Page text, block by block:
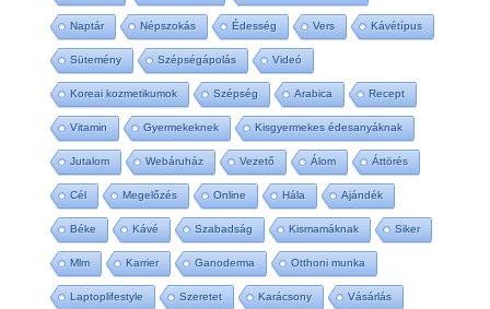
Naptár Népszokás Édesség Vers Kávétípus
Sütemény Szépségápolás Videó
Koreai kozmetikumok Szépség Arabica Recept
Vitamin Gyermekeknek Kisgyermekes édesanyáknak
Jutalom Webáruház Vezető Álom Áttörés
Cél Megelőzés Online Hála Ajándék
Béke Kávé Szabadság Kismamáknak Siker
Mlm Karrier Ganoderma Otthoni munka
Laptoplifestyle Szeretet Karácsony Vásárlás